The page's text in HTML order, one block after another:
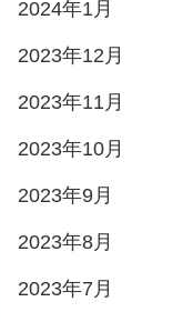
2024年1月
2023年12月
2023年11月
2023年10月
2023年9月
2023年8月
2023年7月